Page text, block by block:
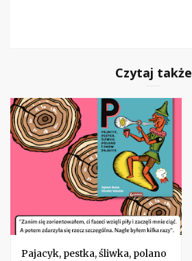
Czytaj także
Pajacyk, pestka, śliwka, polano